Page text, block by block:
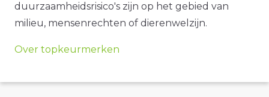
duurzaamheidsrisico's zijn op het gebied van
milieu, mensenrechten of dierenwelzijn.
Over topkeurmerken